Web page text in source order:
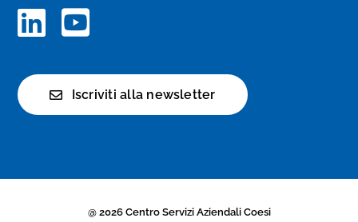
Iscriviti alla newsletter
@ 2026 Centro Servizi Aziendali Coesi